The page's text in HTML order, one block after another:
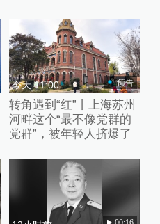
今天 11:00 预告
转角遇到“红”丨上海苏州
河畔这个“最不像党群的
党群”，被年轻人挤爆了